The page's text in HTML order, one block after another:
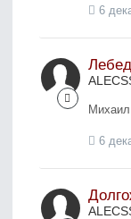
6
Михаил
6